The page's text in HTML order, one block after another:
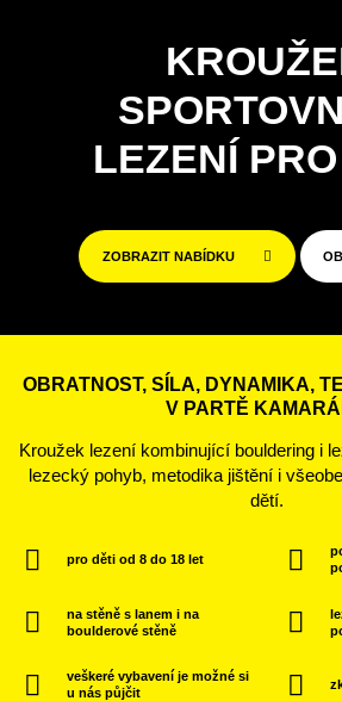
LEZENÍ
ZOBRAZIT NABÍDKU
OBRATNOST, SÍLA, DYNAMIKA,
V PARTĚ
Kroužek lezení kombinující bouldering i
lezecký pohyb, metodika jištění i
dětí.
pro děti od 8 do 18 let
na stěně s lanem i na
boulderové stěně
veškeré vybavení je možné si
u nás půjčit